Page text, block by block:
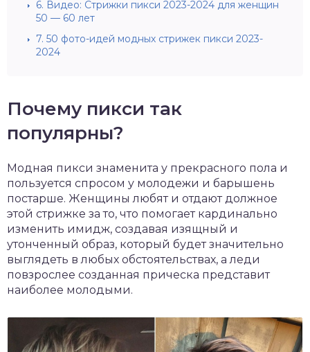
6. Видео: Стрижки пикси 2023-2024 для женщин
50 — 60 лет
7. 50 фото-идей модных стрижек пикси 2023-
2024
Почему пикси так
популярны?
Модная пикси знаменита у прекрасного пола и
пользуется спросом у молодежи и барышень
постарше. Женщины любят и отдают должное
этой стрижке за то, что помогает кардинально
изменить имидж, создавая изящный и
утонченный образ, который будет значительно
выглядеть в любых обстоятельствах, а леди
повзрослее созданная прическа представит
наиболее молодыми.